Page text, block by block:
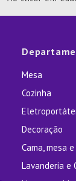
Mesa
Cozinha
Decoração
Cama, mesa
Lavanderia e